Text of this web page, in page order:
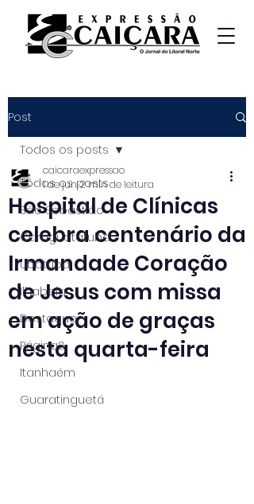
Post
Todos os posts
São Sebastião
Caraguatatuba
Ubatuba
Ilhabela
Destaque
Página2
Itanhaém
Guaratinguetá
Todos os posts
Hospital de Clínicas
celebra centenário da
Irmandade Coração
de Jesus com missa
em ação de graças
nesta quarta-feira
caicaraexpressao
1 de jun.2 min de leitura